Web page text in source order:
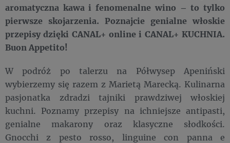
aromatyczna kawa i fenomenalne wino – to tylko
pierwsze skojarzenia. Poznajcie genialne włoskie
przepisy dzięki CANAL+ online i CANAL+ KUCHNIA.
Buon Appetito!
W podróż po talerzu na Półwysep Apeniński
wybierzemy się razem z Marietą Marecką. Kulinarna
pasjonatka zdradzi tajniki prawdziwej włoskiej
kuchni. Poznamy przepisy na ichniejsze antipasti,
genialne makarony oraz klasyczne słodkości.
Gnocchi z pesto rosso, linguine con panna e